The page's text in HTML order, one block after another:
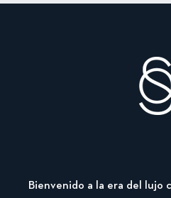
Bienvenido a la era del lujo